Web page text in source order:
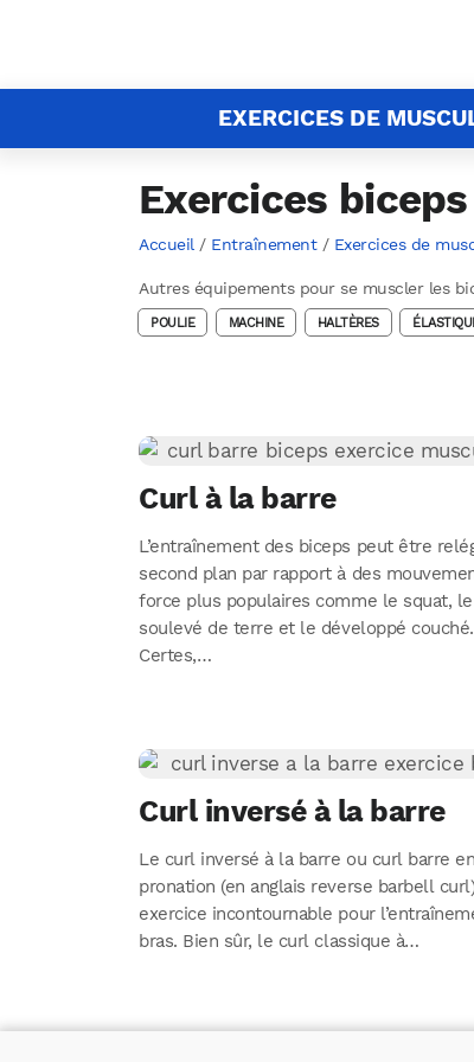
EXERCICES DE
Exercices
Accueil / Entraînement/ Exercices de
Autres équipements pour se muscler les
POULIE MACHINE HALTÈRES
Curl à la barre
L’entraînement des biceps peut être
second plan par rapport à des
force plus populaires comme le squat, le
soulevé de terre et le développé couché.
Certes,…
Curl inversé à la barre
Le curl inversé à la barre ou curl barre en
pronation (en anglais reverse barbell
exercice incontournable pour
bras. Bien sûr, le curl classique à…